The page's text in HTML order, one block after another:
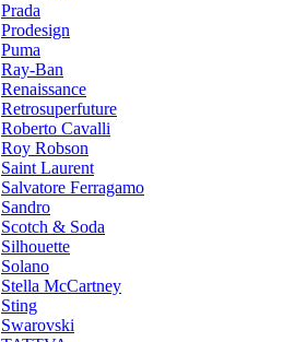
Prada
Prodesign
Puma
Ray-Ban
Renaissance
Retrosuperfuture
Roberto Cavalli
Roy Robson
Saint Laurent
Salvatore Ferragamo
Sandro
Scotch & Soda
Silhouette
Solano
Stella McCartney
Sting
Swarovski